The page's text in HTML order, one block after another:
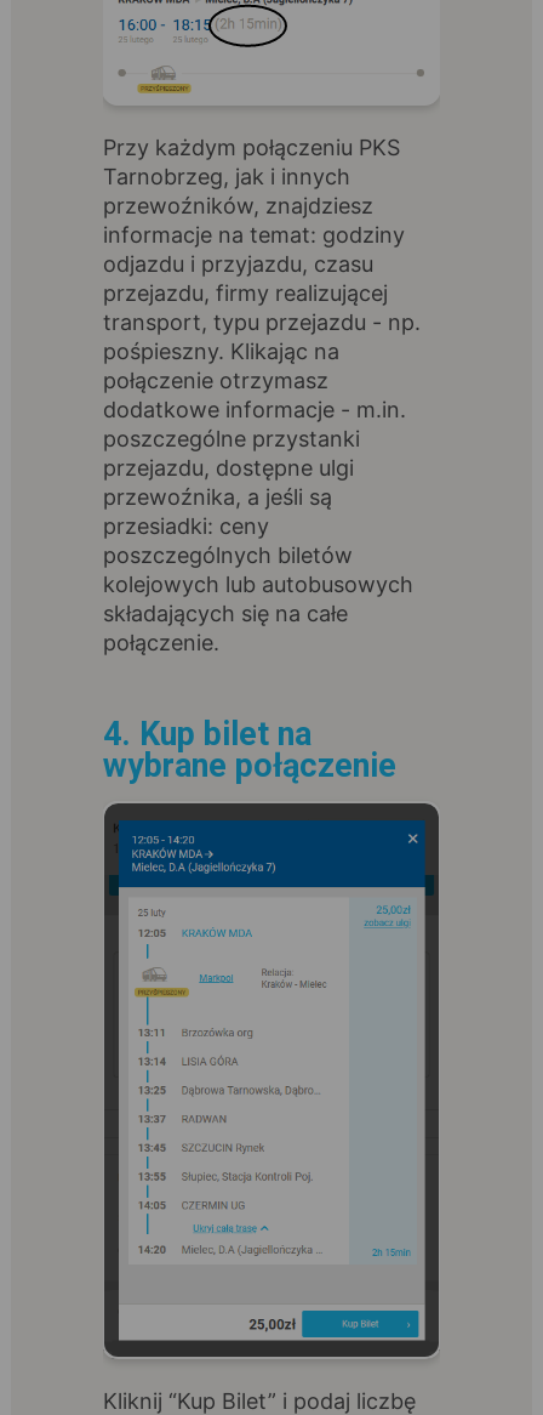
Przy każdym połączeniu PKS
Tarnobrzeg, jak i innych
przewoźników, znajdziesz
informacje na temat: godziny
odjazdu i przyjazdu, czasu
przejazdu, firmy realizującej
transport, typu przejazdu - np.
pośpieszny. Klikając na
połączenie otrzymasz
dodatkowe informacje - m.in.
poszczególne przystanki
przejazdu, dostępne ulgi
przewoźnika, a jeśli są
przesiadki: ceny
poszczególnych biletów
kolejowych lub autobusowych
składających się na całe
połączenie.
4. Kup bilet na
wybrane połączenie
Kliknij “Kup Bilet” i podaj liczbę